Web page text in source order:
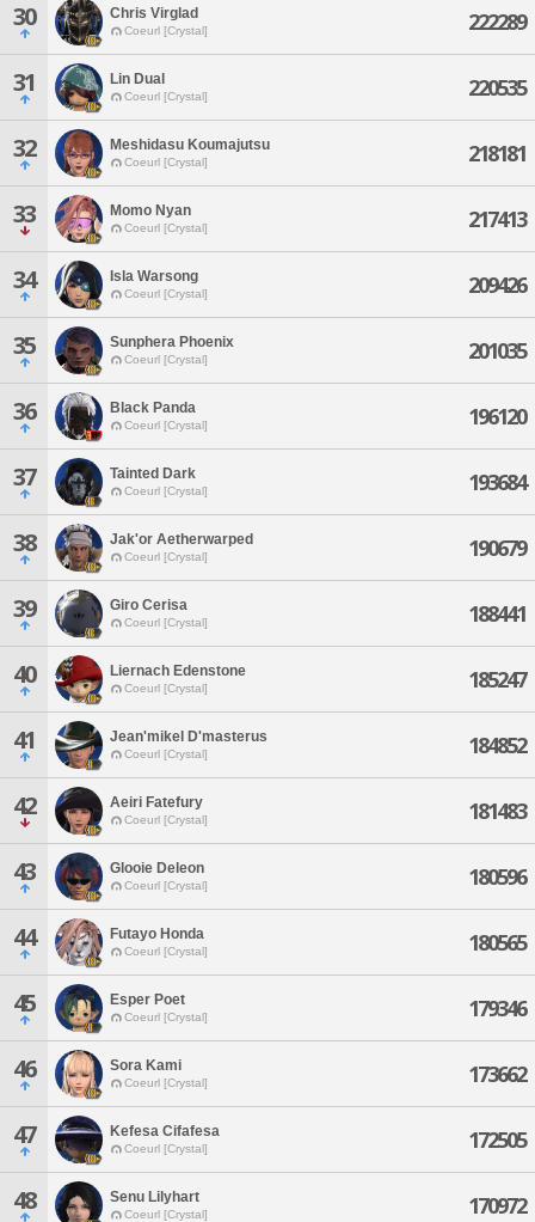
30 Chris Virglad
Coeurl [Crystal] 222289
31 Lin Dual
Coeurl [Crystal] 220535
32 Meshidasu Koumajutsu
Coeurl [Crystal] 218181
33 Momo Nyan
Coeurl [Crystal] 217413
34 Isla Warsong
Coeurl [Crystal] 209426
35 Sunphera Phoenix
Coeurl [Crystal] 201035
36 Black Panda
Coeurl [Crystal] 196120
37 Tainted Dark
Coeurl [Crystal] 193684
38 Jak'or Aetherwarped
Coeurl [Crystal] 190679
39 Giro Cerisa
Coeurl [Crystal] 188441
40 Liernach Edenstone
Coeurl [Crystal] 185247
41 Jean'mikel D'masterus
Coeurl [Crystal] 184852
42 Aeiri Fatefury
Coeurl [Crystal] 181483
43 Glooie Deleon
Coeurl [Crystal] 180596
44 Futayo Honda
Coeurl [Crystal] 180565
45 Esper Poet
Coeurl [Crystal] 179346
46 Sora Kami
Coeurl [Crystal] 173662
47 Kefesa Cifafesa
Coeurl [Crystal] 172505
48 Senu Lilyhart
Coeurl [Crystal] 170972